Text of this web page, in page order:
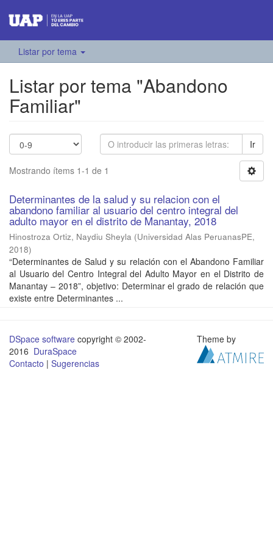
Listar por tema
Listar por tema "Abandono
Familiar"
Ir
Mostrando ítems 1-1 de 1
Determinantes de la salud y su relacion con el
abandono familiar al usuario del centro integral del
adulto mayor en el distrito de Manantay, 2018
Hinostroza Ortiz, Naydiu Sheyla (Universidad Alas PeruanasPE,
2018)
“Determinantes de Salud y su relación con el Abandono Familiar
al Usuario del Centro Integral del Adulto Mayor en el Distrito de
Manantay – 2018”, objetivo: Determinar el grado de relación que
existe entre Determinantes ...
DSpace software copyright © 2002-
2016 DuraSpace
Contacto | Sugerencias
Theme by